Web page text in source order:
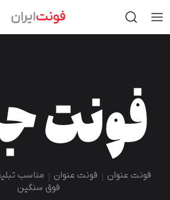
فونت عنوان فونت عنوان مناسب
فوق سنگین